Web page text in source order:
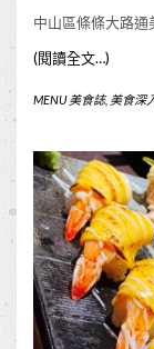
中山區條條大路通
(閱讀全文…)
MENU 美食誌, 美食深